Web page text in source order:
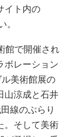
イト内の
。
館で開催され
ボレーション
美術館展の
山涼成と石井
線のぶらり
。そして美術